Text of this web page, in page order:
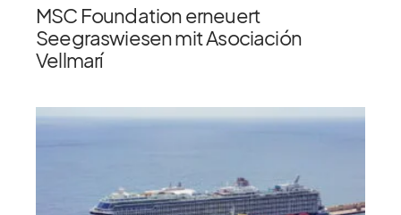
MSC Foundation erneuert
Seegraswiesen mit Asociación
Vellmarí